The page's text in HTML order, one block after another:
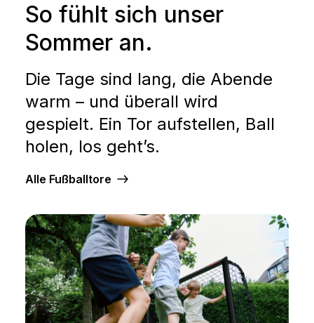
So fühlt sich unser
Sommer an.
Die Tage sind lang, die Abende
warm – und überall wird
gespielt. Ein Tor aufstellen, Ball
holen, los geht’s.
Alle Fußballtore